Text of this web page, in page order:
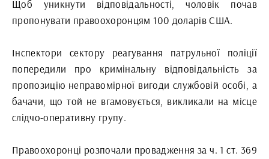
Щоб уникнути відповідальності, чоловік почав
пропонувати правоохоронцям 100 доларів США.
Інспектори сектору реагування патрульної поліції
попередили про кримінальну відповідальність за
пропозицію неправомірної вигоди службовій особі, а
бачачи, що той не вгамовується, викликали на місце
слідчо-оперативну групу.
Правоохоронці розпочали провадження за ч. 1 ст. 369